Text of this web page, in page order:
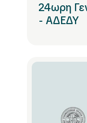
24ωρη
- ΑΔΕΔΥ